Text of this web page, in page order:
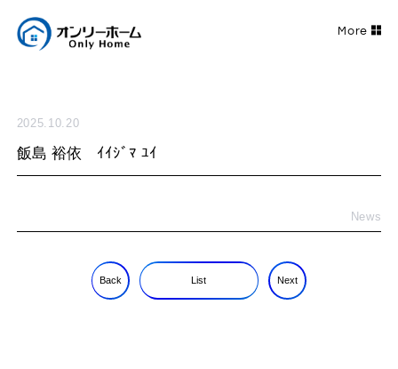
2025.10.20
飯島 裕依 ｲｲｼﾞﾏ ﾕｲ
News
Back List Next